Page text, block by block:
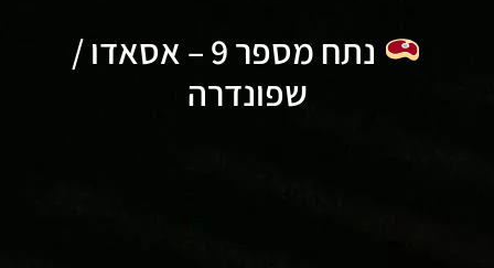
נתח מספר 9 – אסאדו /
שפונדרה